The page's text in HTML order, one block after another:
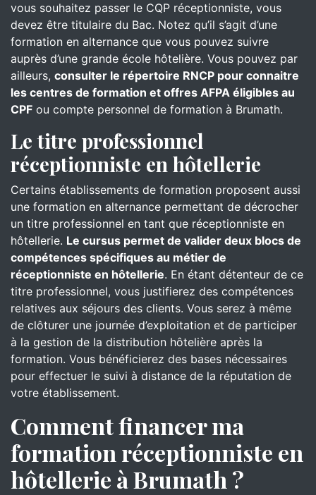
vous souhaitez passer le CQP réceptionniste, vous
devez être titulaire du Bac. Notez qu’il s’agit d’une
formation en alternance que vous pouvez suivre
auprès d’une grande école hôtelière. Vous pouvez par
ailleurs, consulter le répertoire RNCP pour connaitre
les centres de formation et offres AFPA éligibles au
CPF ou compte personnel de formation à Brumath.
Le titre professionnel
réceptionniste en hôtellerie
Certains établissements de formation proposent aussi
une formation en alternance permettant de décrocher
un titre professionnel en tant que réceptionniste en
hôtellerie. Le cursus permet de valider deux blocs de
compétences spécifiques au métier de
réceptionniste en hôtellerie. En étant détenteur de ce
titre professionnel, vous justifierez des compétences
relatives aux séjours des clients. Vous serez à même
de clôturer une journée d’exploitation et de participer
à la gestion de la distribution hôtelière après la
formation. Vous bénéficierez des bases nécessaires
pour effectuer le suivi à distance de la réputation de
votre établissement.
Comment financer ma
formation réceptionniste en
hôtellerie à Brumath ?